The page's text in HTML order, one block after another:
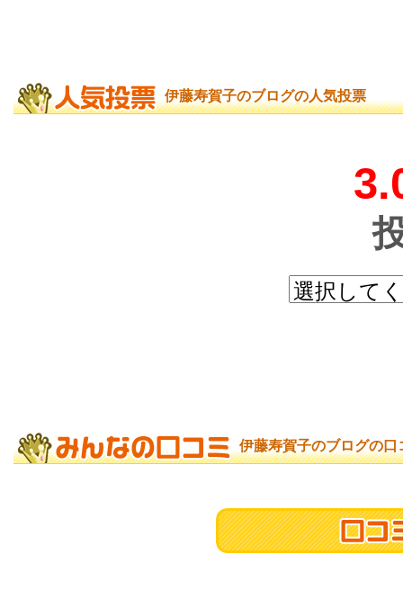
伊藤寿賀子のブログの人気投票
伊藤寿賀子のブログの口